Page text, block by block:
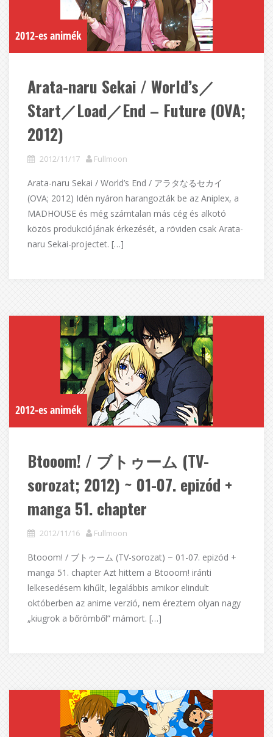
2012-es animék
Arata-naru Sekai / World’s／
Start／Load／End – Future (OVA;
2012)
2012/11/17 Fullmoon
Arata-naru Sekai / World’s End / アラタなるセカイ
(OVA; 2012) Idén nyáron harangozták be az Aniplex, a
MADHOUSE és még számtalan más cég és alkotó
közös produkciójának érkezését, a röviden csak Arata-
naru Sekai-projectet. […]
2012-es animék
Btooom! / ブトゥーム (TV-
sorozat; 2012) ~ 01-07. epizód +
manga 51. chapter
2012/11/16 Fullmoon
Btooom! / ブトゥーム (TV-sorozat) ~ 01-07. epizód +
manga 51. chapter Azt hittem a Btooom! iránti
lelkesedésem kihűlt, legalábbis amikor elindult
októberben az anime verzió, nem éreztem olyan nagy
„kiugrok a bőrömből” mámort. […]